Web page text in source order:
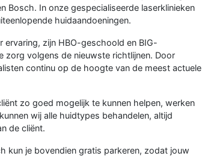
Bosch. In onze gespecialiseerde laserklinieken
huidaandoeningen.
ervaring, zijn HBO-geschoold en BIG-
zorg volgens de nieuwste richtlijnen. Door
continu op de hoogte van de meest actuele
zo goed mogelijk te kunnen helpen, werken
wij alle huidtypes behandelen, altijd
de cliënt.
kun je bovendien gratis parkeren, zodat jouw